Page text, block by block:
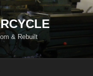
& Rebuilt